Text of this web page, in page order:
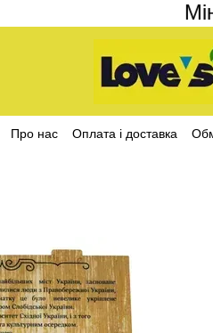
Про нас Оплата і доставка